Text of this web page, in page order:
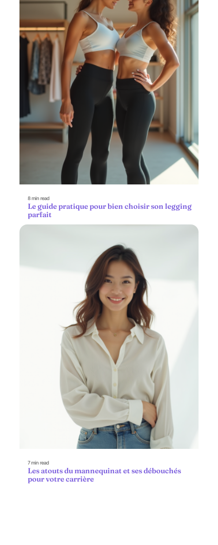
8 min read
Le guide pratique pour bien choisir son legging
parfait
7 min read
Les atouts du mannequinat et ses débouchés
pour votre carrière